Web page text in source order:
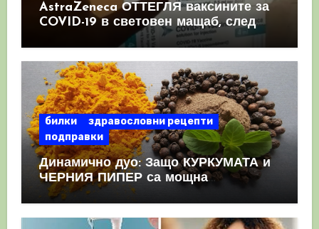
AstraZeneca ОТТЕГЛЯ ваксините за
COVID-19 в световен мащаб, след
като призна, че те причиняват
билки
здравословни рецепти
подправки
Динамично дуо: Защо КУРКУМАТА и
ЧЕРНИЯ ПИПЕР са мощна
комбинация